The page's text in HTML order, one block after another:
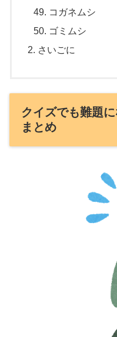
コガネムシ
ゴミムシ
さいごに
クイズでも難題
まとめ